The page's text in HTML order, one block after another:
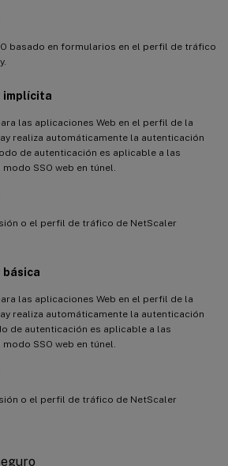
basado en formularios en el perfil de tráfico
implícita
las aplicaciones Web en el perfil de la
realiza automáticamente la autenticación
de autenticación es aplicable a las
SSO web en túnel.
o el perfil de tráfico de NetScaler
básica
las aplicaciones Web en el perfil de la
realiza automáticamente la autenticación
de autenticación es aplicable a las
SSO web en túnel.
o el perfil de tráfico de NetScaler